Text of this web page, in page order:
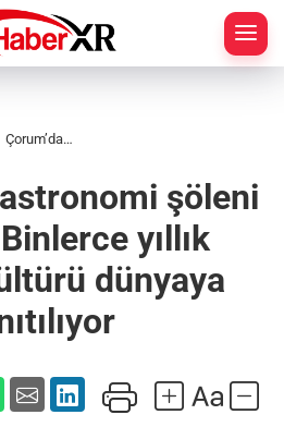
Çorum’da
başladı:
Binlerce
yıllık
mutfak
kültürü
dünyaya
tanıtılıyor
şöleni
yıllık
dünyaya